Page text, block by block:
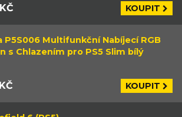
KOUPIT
P5S006 Multifunkční Nabíjecí RGB
s Chlazením pro PS5 Slim bílý
KOUPIT